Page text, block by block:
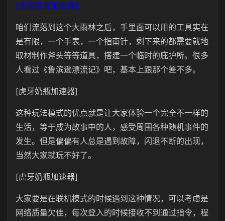
[虎牙奶瓶加速器]
咱们流落到这个大雨林之后，手里面可以用的工具实在
是有限，一个手表，一个指南针，剩下来的都需要就地
取材制作斧头等等道具，搭建一个临时的庇护所。很多
人看过《鲁滨逊漂流记》吧，基本上跟那个差不多。
[虎牙奶瓶加速器]
这种玩法模式的优点就是让大家体验一个完全不一样的
生活，等于成为故事中的人，感受周围各种随机事件的
发生。但是偏偏有人总是遇到故障，闪退不断的出现，
当然大家就玩不好了。
[虎牙奶瓶加速器]
大家要是在联机模式的时候遇到这种情况，可以考虑是
网络质量欠佳，每次登入的时候接收不到通过指令，程